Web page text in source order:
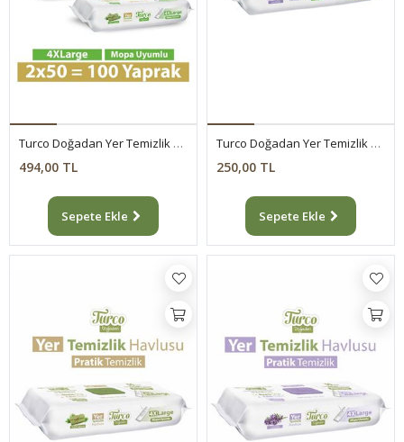
Turco Doğadan Yer Temizlik Havlusu Yeşil Sabun Lavanta 2X50
494,00 TL
Sepete Ekle
Turco Doğadan Yer Temizlik Havlusu Lavanta 50 Yaprak
250,00 TL
Sepete Ekle